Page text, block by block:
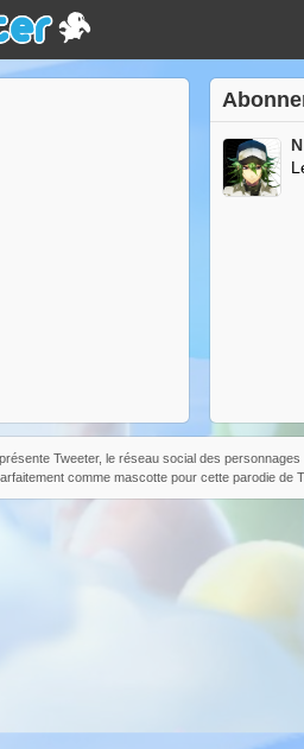
N
Tweeter, le réseau social des
comme mascotte pour cette parodie de